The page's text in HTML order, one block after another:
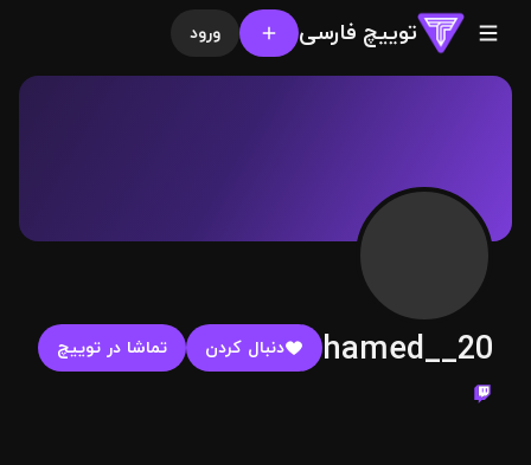
توییچ فارسی ورود
hamed__20 دنبال کردن تماشا در توییچ